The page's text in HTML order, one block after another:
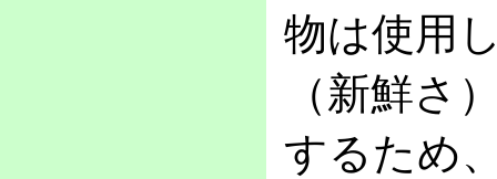
物は使用
（新鮮さ
するため